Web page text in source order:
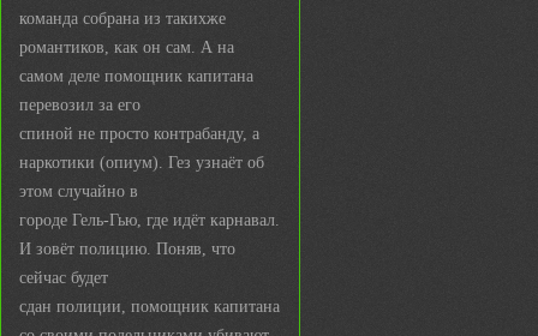
команда собрана из такихже
романтиков, как он сам. А на
самом деле помощник капитана
перевозил за его
спиной не просто контрабанду, а
наркотики (опиум). Гез узнаёт об
этом случайно в
городе Гель-Гью, где идёт карнавал.
И зовёт полицию. Поняв, что
сейчас будет
сдан полиции, помощник капитана